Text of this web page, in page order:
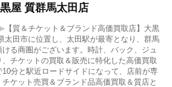
屋 質群馬太田店
質＆チケット＆ブランド高価買取店】大黒
太田市に位置し、太田駅が最寄となり、群馬
る商圏がございます。時計、バック、ジュ
チケットの買取＆販売に特化した高価買取
分と駅近ロードサイドになって、店前が専
ケット売買＆ブランド品高価買取＆質店と